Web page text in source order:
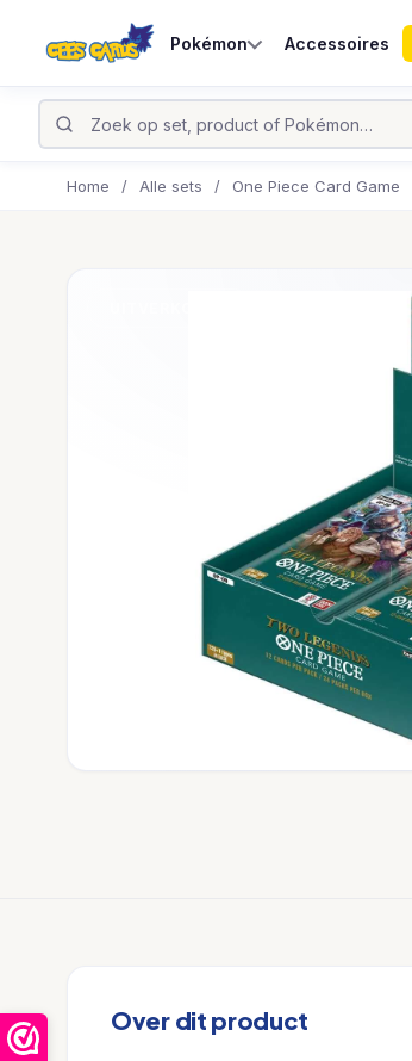
Pokémon Accessoires
Home / Alle sets / One Piece Card Game
Over dit product